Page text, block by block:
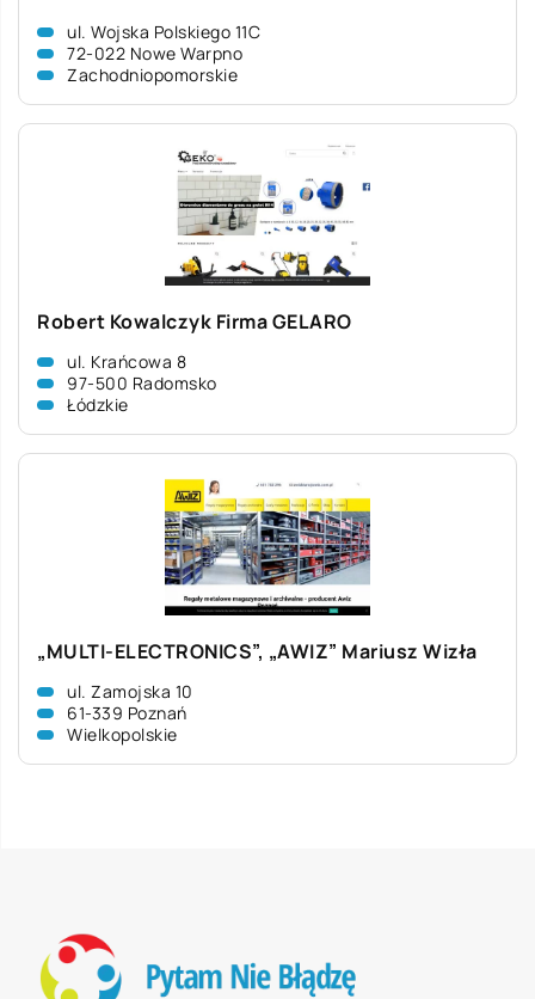
ul. Wojska Polskiego 11C
72-022 Nowe Warpno
Zachodniopomorskie
Robert Kowalczyk Firma GELARO
ul. Krańcowa 8
97-500 Radomsko
Łódzkie
„MULTI-ELECTRONICS”, „AWIZ” Mariusz Wizła
ul. Zamojska 10
61-339 Poznań
Wielkopolskie